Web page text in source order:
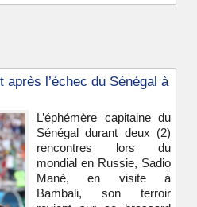
l’échec du Sénégal à
L’éphémère capitaine du
Sénégal durant deux (2)
rencontres lors du
mondial en Russie, Sadio
Mané, en visite à
Bambali, son terroir